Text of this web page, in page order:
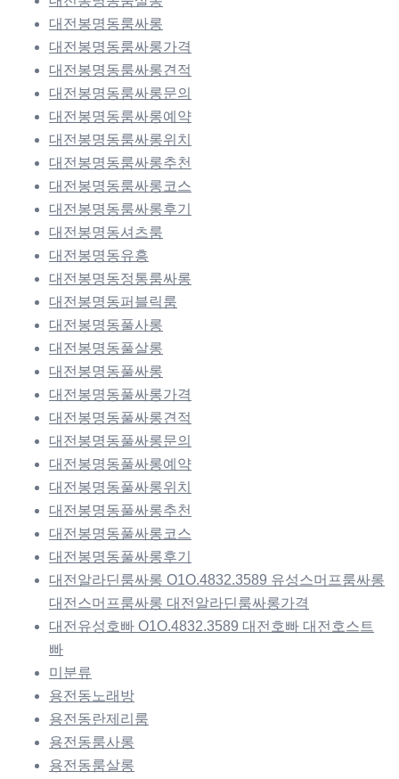
대전봉명동룸싸롱
대전봉명동룸싸롱가격
대전봉명동룸싸롱견적
대전봉명동룸싸롱문의
대전봉명동룸싸롱예약
대전봉명동룸싸롱위치
대전봉명동룸싸롱추천
대전봉명동룸싸롱코스
대전봉명동룸싸롱후기
대전봉명동셔츠룸
대전봉명동유흥
대전봉명동정통룸싸롱
대전봉명동퍼블릭룸
대전봉명동풀사롱
대전봉명동풀살롱
대전봉명동풀싸롱
대전봉명동풀싸롱가격
대전봉명동풀싸롱견적
대전봉명동풀싸롱문의
대전봉명동풀싸롱예약
대전봉명동풀싸롱위치
대전봉명동풀싸롱추천
대전봉명동풀싸롱코스
대전봉명동풀싸롱후기
대전알라딘룸싸롱 O1O.4832.3589 유성스머프룸싸롱
대전스머프룸싸롱 대전알라딘룸싸롱가격
대전유성호빠 O1O.4832.3589 대전호빠 대전호스트
빠
미분류
용전동노래방
용전동란제리룸
용전동룸사롱
용전동룸살롱